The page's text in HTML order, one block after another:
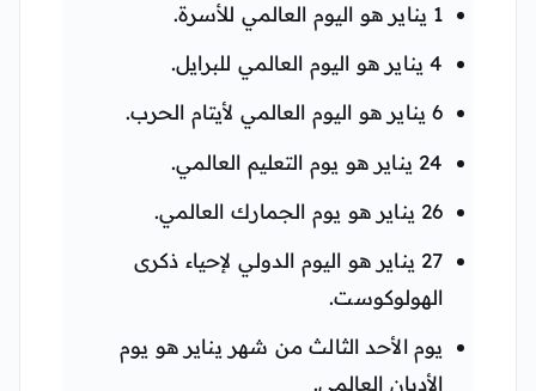
1 يناير هو اليوم العالمي للأسرة.
4 يناير هو اليوم العالمي للبرايل.
6 يناير هو اليوم العالمي لأيتام الحرب.
24 يناير هو يوم التعليم العالمي.
26 يناير هو يوم الجمارك العالمي.
27 يناير هو اليوم الدولي لإحياء ذكرى
الهولوكوست.
يوم الأحد الثالث من شهر يناير هو يوم
الأديان العالمي.